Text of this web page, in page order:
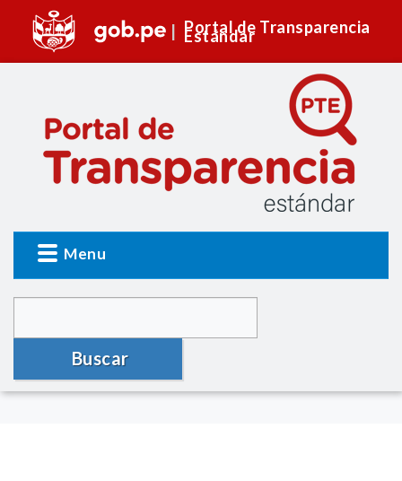
Portal de Transparencia
Estándar
Menu
Buscar